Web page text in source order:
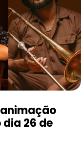
dia 26 de